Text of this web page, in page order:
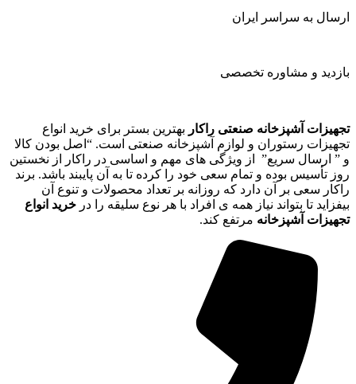
ارسال به سراسر ایران
بازدید و مشاوره تخصصی
تجهیزات آشپزخانه صنعتی راکار بهترین بستر برای خرید انواع
تجهیزات رستوران و لوازم آشپزخانه صنعتی است. “اصل بودن کالا
و ” ارسال سریع” از ویژگی های مهم و اساسی در راکار از نخستین
روز تأسیس بوده و تمام سعی خود را کرده تا به آن پایبند باشد. برند
راکار سعی بر آن دارد که روزانه بر تعداد محصولات و تنوع آن
بیفزاید تا بتواند نیاز همه ی افراد با هر نوع سلیقه را در خرید انواع
تجهیزات آشپزخانه مرتفع کند.